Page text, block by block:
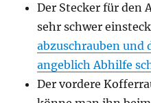
Der Stecker für den
sehr schwer
abzuschrauben und
angeblich Abhilfe
Der vordere